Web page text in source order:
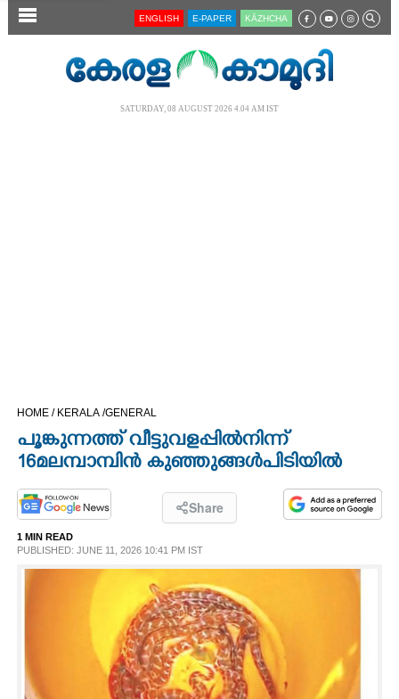
SECTIONS
CINEMA
OPINION
PHOTOS
LIFESTYLE
INFO+
ENGLISH E-PAPER KĀZHCHA
SATURDAY, 08 AUGUST 2026 4.04 AM IST
HOME / KERALA /GENERAL
പൂങ്കുന്നത്ത് വീട്ടുവളപ്പിൽ നിന്ന്
16 മലമ്പാമ്പിൻ കുഞ്ഞുങ്ങൾ പിടിയിൽ
Share
1 MIN READ
PUBLISHED: JUNE 11, 2026 10:41 PM IST